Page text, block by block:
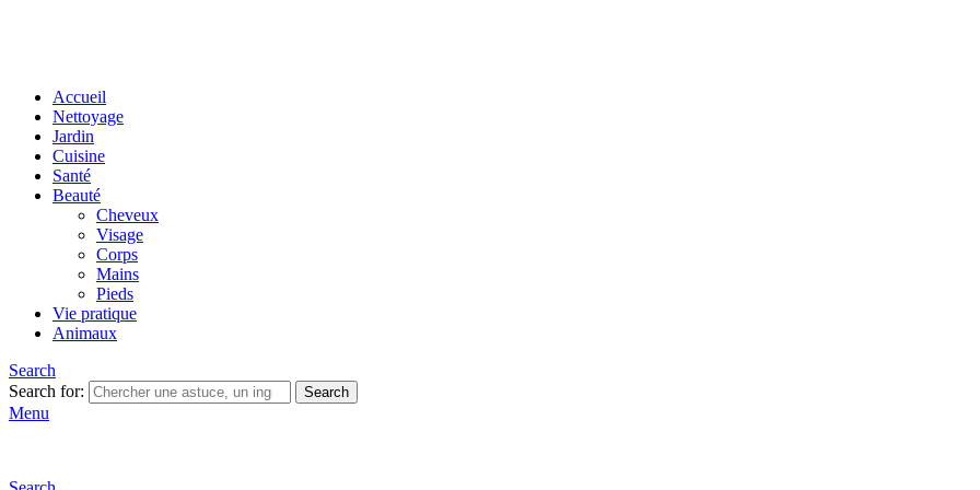
Accueil
Nettoyage
Jardin
Cuisine
Santé
Beauté
Cheveux
Visage
Corps
Mains
Pieds
Vie pratique
Animaux
Search
Search for:
Search
Menu